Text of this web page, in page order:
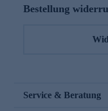
Bestellung
Service & Beratung